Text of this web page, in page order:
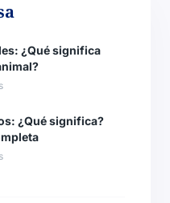
¿Qué significa
¿Qué significa?